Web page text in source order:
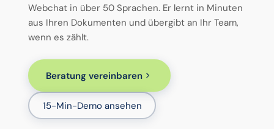
Webchat in über 50 Sprachen. Er lernt in Minuten
aus Ihren Dokumenten und übergibt an Ihr Team,
wenn es zählt.
Beratung vereinbaren
15-Min-Demo ansehen